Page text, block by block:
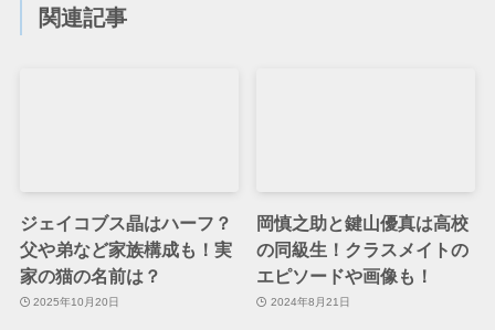
関連記事
ジェイコブス晶はハーフ？
父や弟など家族構成も！実
家の猫の名前は？
2025年10月20日
岡慎之助と鍵山優真は高校
の同級生！クラスメイトの
エピソードや画像も！
2024年8月21日